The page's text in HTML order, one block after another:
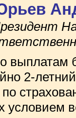
выплатам
2-
условием